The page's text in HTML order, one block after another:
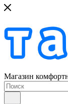
Магазин